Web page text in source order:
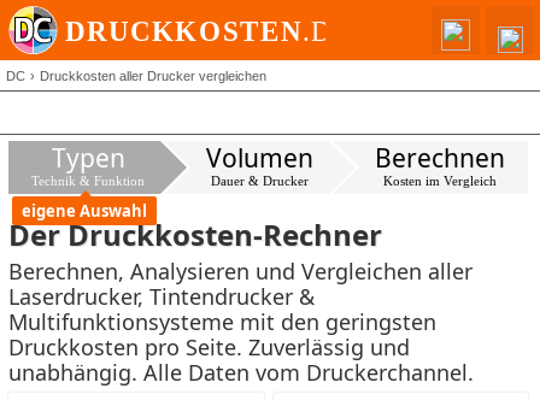
DC Druckkosten aller Drucker vergleichen
Typen
Technik & Funktion
eigene Auswahl
Volumen
Dauer & Drucker
Berechnen
Kosten im Vergleich
Der Druckkosten-Rechner
Berechnen, Analysieren und Vergleichen aller
Laserdrucker, Tintendrucker &
Multifunktionsysteme mit den geringsten
Druckkosten pro Seite. Zuverlässig und
unabhängig. Alle Daten vom Druckerchannel.